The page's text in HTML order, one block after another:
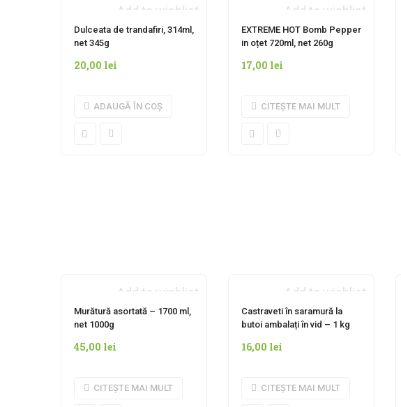
Add to wishlist
Dulceata de trandafiri, 314ml,
net 345g
20,00 lei
ADAUGĂ ÎN COȘ
Add to wishlist
EXTREME HOT Bomb Pepper
in oțet 720ml, net 260g
17,00 lei
CITEȘTE MAI MULT
Add to wishlist
Murătură asortată – 1700 ml,
net 1000g
45,00 lei
CITEȘTE MAI MULT
Add to wishlist
Castraveti în saramură la
butoi ambalați în vid – 1 kg
16,00 lei
CITEȘTE MAI MULT